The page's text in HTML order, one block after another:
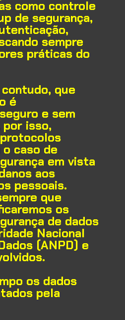
como controle
de segurança,
sempre
práticas do
que
é
e sem
isso,
caso de
em vista
aos
pessoais.
que
os
de dados
Nacional
(ANPD) e
os dados
pela